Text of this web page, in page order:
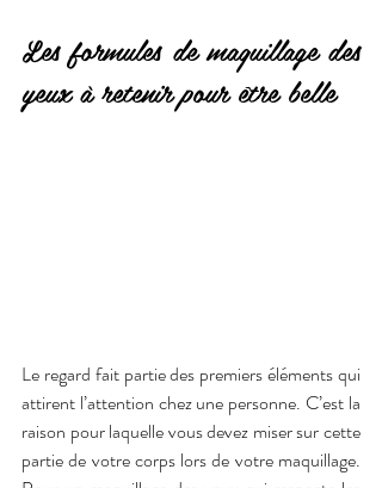
Les formules de maquillage des
yeux à retenir pour être belle
Le regard fait partie des premiers éléments qui
attirent l’attention chez une personne. C’est la
raison pour laquelle vous devez miser sur cette
partie de votre corps lors de votre maquillage.